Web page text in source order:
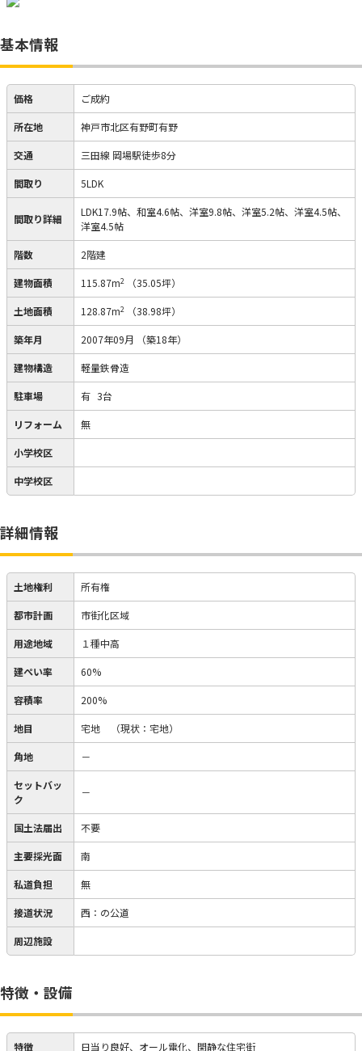
基本情報
価格 ご成約
所在地 神戸市北区有野町有野
交通 三田線 岡場駅徒歩8分
間取り 5LDK
間取り詳細
LDK17.9帖、和室4.6帖、洋室9.8帖、洋室5.2帖、洋室4.5帖、
洋室4.5帖
階数 2階建
建物面積 115.87m2 （35.05坪）
土地面積 128.87m2 （38.98坪）
築年月 2007年09月 （築18年）
建物構造 軽量鉄骨造
駐車場 有 3台
リフォーム 無
小学校区
中学校区
詳細情報
土地権利 所有権
都市計画 市街化区域
用途地域 １種中高
建ぺい率 60%
容積率 200%
地目 宅地 （現状：宅地）
角地 －
セットバッ
ク
－
国土法届出 不要
主要採光面 南
私道負担 無
接道状況 西：の公道
周辺施設
特徴・設備
特徴 日当り良好、オール電化、閑静な住宅街